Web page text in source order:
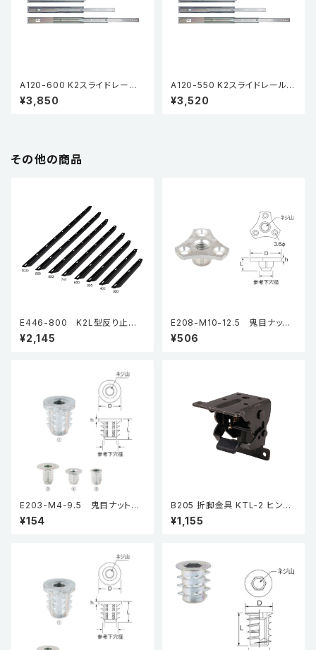
A120-600 K2スライドレール
HP (3段引・引抜タイプ) (2本
入)
¥3,850
A120-550 K2スライドレール H
P (3段引・引抜タイプ) (2本入)
¥3,520
その他の商品
E446-800 K2L型反り止め
金具
¥2,145
E208-M10-12.5 鬼目ナットJ
タイプ（5個入り）
¥506
E203-M4-9.5 鬼目ナットBタ
イプ（5個入り）
¥154
B205 折脚金具 KTL-2 ヒンジ
黒亜鉛
¥1,155